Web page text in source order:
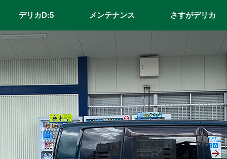
デリカD:5 メンテナンス さすがデリカ